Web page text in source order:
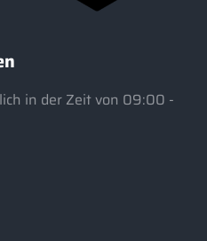
in der Zeit von 09:00 -